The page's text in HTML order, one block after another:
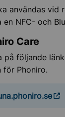
användas vid
en NFC- och
Care
på följande
för Phoniro.